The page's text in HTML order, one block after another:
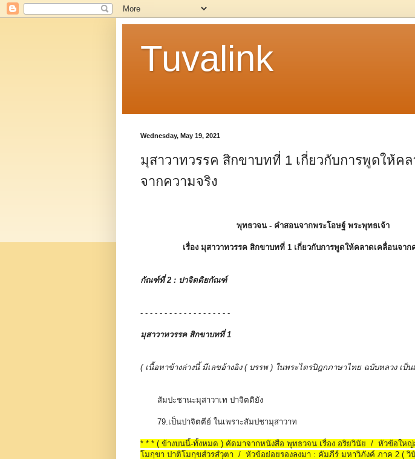
Tuvalink
Wednesday, May 19, 2021
มุสาวาทวรรค สิกขาบทที่ 1 เกี่ยวกับการพูดให้ค
จากความจริง
พุทธวจน - คําสอนจากพระโอษฐ์ พระพุทธเจ้า
เรื่อง มุสาวาทวรรค สิกขาบทที่ 1 เกี่ยวกับการพูดให้คลาดเคลื่อนจาก
กัณฑ์ที่ 2 : ปาจิตติยกัณฑ์
- - - - - - - - - - - - - - - - - - -
มุสาวาทวรรค สิกขาบทที่ 1
( เนื้อหาข้างล่างนี้ มีเลขอ้างอิง ( บรรพ ) ในพระไตรปิฎกภาษาไทย ฉบับหลวง เป็น
สัมปะชานะมุสาวาเท ปาจิตติยัง
79.เป็นปาจิตตีย์ ในเพราะสัมปชามุสาวาท
* * * ( ข้างบนนี้-ทั้งหมด ) คัดมาจากหนังสือ พุทธวจน เรื่อง อริยวินัย / หัวข้อให
โมกฺขา ปาติโมกฺขสํวรสํวุตา / หัวข้อย่อยรองลงมา : คัมภีร์ มหาวิภังค์ ภาค 2 ( วิ